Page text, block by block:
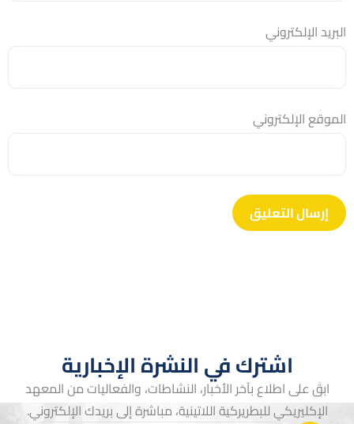
البريد الإلكتروني
الموقع الإلكتروني
اشترك في النشرة الإخبارية
ابقَ على اطلاع بآخر الأخبار، النشاطات، والفعاليات من المعهد
الإكليريكي للبطريركية اللاتينية، مباشرة إلى بريدك الإلكتروني.